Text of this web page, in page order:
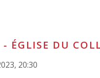
- ÉGLISE DU
20:30